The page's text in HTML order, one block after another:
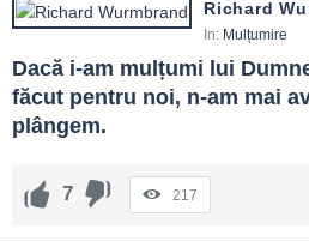
Richard
In: Mulțumire
Dacă i-am mulțumi lui
făcut pentru noi, n-am mai
plângem.
7 217